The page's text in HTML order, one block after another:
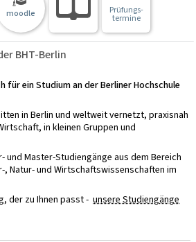
moodle Prüfungs-
termine
BHT-Berlin
für ein Studium an der Berliner Hochschule
in Berlin und weltweit vernetzt, praxisnah
in kleinen Gruppen und
und Master-Studiengänge aus dem Bereich
, Natur- und Wirtschaftswissenschaften im
der zu Ihnen passt - unsere Studiengänge